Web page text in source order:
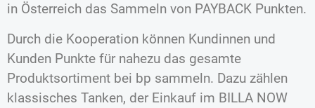
in Österreich das Sammeln von PAYBACK Punkten.
Durch die Kooperation können Kundinnen und
Kunden Punkte für nahezu das gesamte
Produktsortiment bei bp sammeln. Dazu zählen
klassisches Tanken, der Einkauf im BILLA NOW